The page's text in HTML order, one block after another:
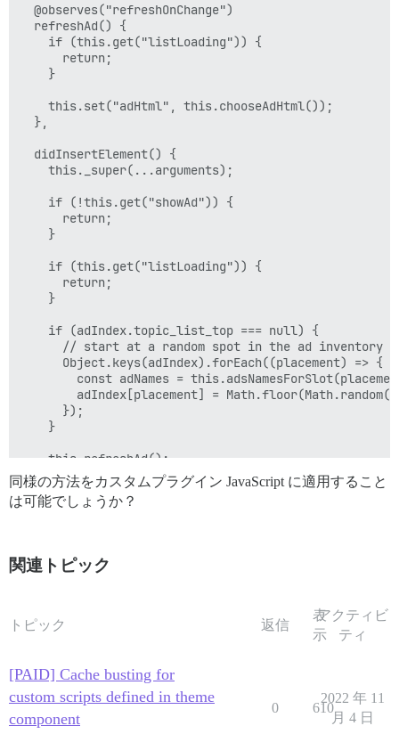
  @observes("refreshOnChange")
  refreshAd() {
    if (this.get("listLoading")) {
      return;
    }
    this.set("adHtml", this.chooseAdHtml());
  },
  didInsertElement() {
    this._super(...arguments);
    if (!this.get("showAd")) {
      return;
    }
    if (this.get("listLoading")) {
      return;
    }
    if (adIndex.topic_list_top === null) {
      // start at a random spot in the ad inventory
      Object.keys(adIndex).forEach((placement) => {
const adNames =
adIndex[placement] =
      });
    }
    this.refreshAd();
同様の方法をカスタムプラグイン JavaScript に適用すること
は可能でしょうか？
関連トピック
トピック 返信
表
示
アクティビ
ティ
[PAID] Cache busting for
custom scripts defined in theme
component
0 610
2022 年 11
月 4 日